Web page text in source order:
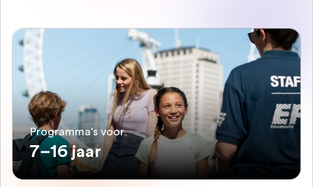
Programma's voor
7–16 jaar